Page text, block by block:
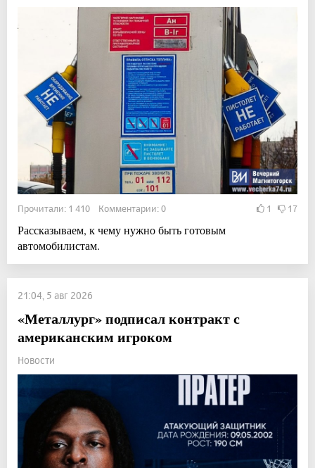
Прочитали: 1 410 Комментарии: 0 1 17
Рассказываем, к чему нужно быть готовым
автомобилистам.
21:04, 5 авг 2026
«Металлург» подписал контракт с
американским игроком
Новости